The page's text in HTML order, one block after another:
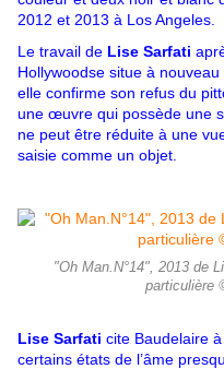
2012 et 2013 à Los Angeles.
Le travail de Lise Sarfati
Hollywoodse situe à
elle confirme son refus du
une œuvre qui possède une
ne peut être réduite à une
saisie comme un objet.
"Oh Man.N°14", 2013 de
particulière
Lise Sarfati cite Baudelaire
certains états de l’âme